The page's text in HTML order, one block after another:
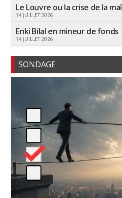
Le Louvre ou la crise de la
14 JUILLET 2026
Enki Bilal en mineur de fonds
14 JUILLET 2026
SONDAGE